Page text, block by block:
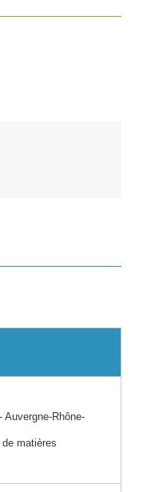
Auvergne-Rhône-
matières